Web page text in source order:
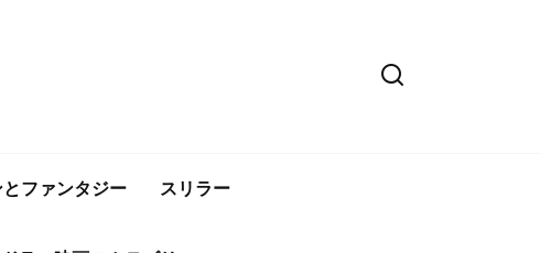
ファンタジー スリラー